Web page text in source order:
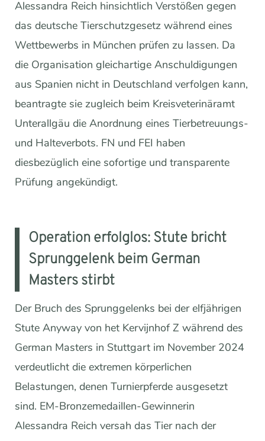
Alessandra Reich hinsichtlich Verstößen gegen
das deutsche Tierschutzgesetz während eines
Wettbewerbs in München prüfen zu lassen. Da
die Organisation gleichartige Anschuldigungen
aus Spanien nicht in Deutschland verfolgen kann,
beantragte sie zugleich beim Kreisveterinäramt
Unterallgäu die Anordnung eines Tierbetreuungs-
und Halteverbots. FN und FEI haben
diesbezüglich eine sofortige und transparente
Prüfung angekündigt.
Operation erfolglos: Stute bricht
Sprunggelenk beim German
Masters stirbt
Der Bruch des Sprunggelenks bei der elfjährigen
Stute Anyway von het Kervijnhof Z während des
German Masters in Stuttgart im November 2024
verdeutlicht die extremen körperlichen
Belastungen, denen Turnierpferde ausgesetzt
sind. EM-Bronzemedaillen-Gewinnerin
Alessandra Reich versah das Tier nach der